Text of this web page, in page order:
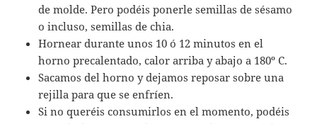
de molde. Pero podéis ponerle semillas de sésamo
o incluso, semillas de chia.
Hornear durante unos 10 ó 12 minutos en el
horno precalentado, calor arriba y abajo a 180º C.
Sacamos del horno y dejamos reposar sobre una
rejilla para que se enfríen.
Si no queréis consumirlos en el momento, podéis